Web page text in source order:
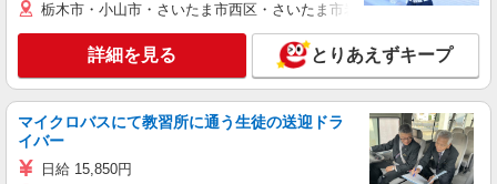
栃木市・小山市・さいたま市西区・さいたま市岩槻区・久喜市・蓮田
詳細を見る とりあえずキープ
マイクロバスにて教習所に通う生徒の送迎ドラ
イバー
日給 15,850円